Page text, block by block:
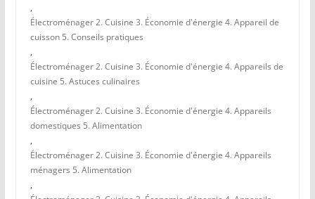
,
Électroménager 2. Cuisine 3. Économie d'énergie 4. Appareil de
cuisson 5. Conseils pratiques
,
Électroménager 2. Cuisine 3. Économie d'énergie 4. Appareils de
cuisine 5. Astuces culinaires
,
Électroménager 2. Cuisine 3. Économie d'énergie 4. Appareils
domestiques 5. Alimentation
,
Électroménager 2. Cuisine 3. Économie d'énergie 4. Appareils
ménagers 5. Alimentation
,